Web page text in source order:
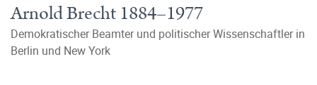
Arnold Brecht 1884–1977
Demokratischer Beamter und politischer Wissenschaftler in
Berlin und New York